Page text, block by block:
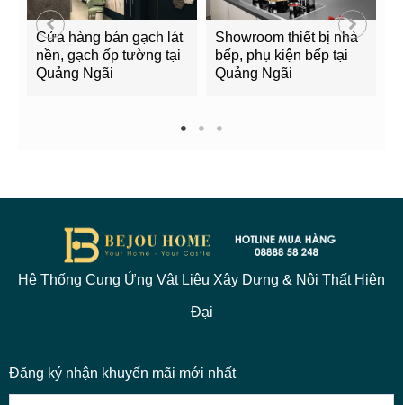
gạch lát
tường tại
Showroom thiết bị nhà
bếp, phụ kiện bếp tại
Quảng Ngãi
Bảng giá xi măng
Quảng Ngãi mới
2022
1 2 3
Hệ Thống Cung Ứng Vật Liệu Xây Dựng & Nội Thất Hiện
Đại
Đăng ký nhận khuyến mãi mới nhất